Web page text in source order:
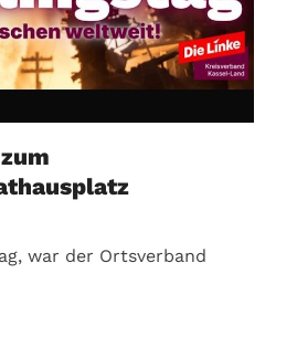
war der Ortsverband